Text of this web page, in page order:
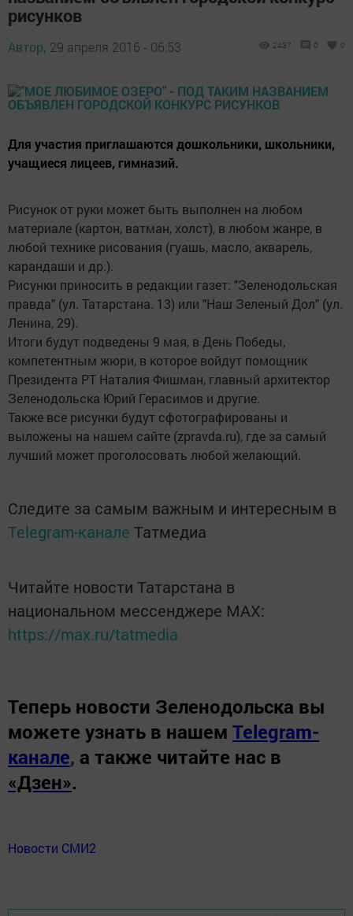
рисунков
Автор, 29 апреля 2016 - 06:53 2437 0 0
Для участия приглашаются дошкольники, школьники,
учащиеся лицеев, гимназий.
Рисунок от руки может быть выполнен на любом
материале (картон, ватман, холст), в любом жанре, в
любой технике рисования (гуашь, масло, акварель,
карандаши и др.).
Рисунки приносить в редакции газет: "Зеленодольская
правда" (ул. Татарстана. 13) или "Наш Зеленый Дол" (ул.
Ленина, 29).
Итоги будут подведены 9 мая, в День Победы,
компетентным жюри, в которое войдут помощник
Президента РТ Наталия Фишман, главный архитектор
Зеленодольска Юрий Герасимов и другие.
Также все рисунки будут сфотографированы и
выложены на нашем сайте (zpravda.ru), где за самый
лучший может проголосовать любой желающий.
Следите за самым важным и интересным в
Telegram-канале Татмедиа
Читайте новости Татарстана в
национальном мессенджере MАХ:
https://max.ru/tatmedia
Теперь новости Зеленодольска вы
можете узнать в нашем Telegram-
канале, а также читайте нас в
«Дзен».
Новости СМИ2